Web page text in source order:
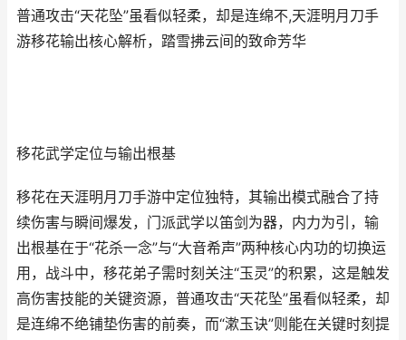
普通攻击“天花坠”虽看似轻柔，却是连绵不,天涯明月刀手
游移花输出核心解析，踏雪拂云间的致命芳华
移花武学定位与输出根基
移花在天涯明月刀手游中定位独特，其输出模式融合了持
续伤害与瞬间爆发，门派武学以笛剑为器，内力为引，输
出根基在于“花杀一念”与“大音希声”两种核心内功的切换运
用，战斗中，移花弟子需时刻关注“玉灵”的积累，这是触发
高伤害技能的关键资源，普通攻击“天花坠”虽看似轻柔，却
是连绵不绝铺垫伤害的前奏，而“漱玉诀”则能在关键时刻提